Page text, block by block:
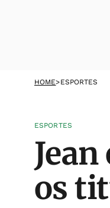
HOME>ESPORTES
ESPORTES
os